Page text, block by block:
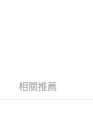
相關推薦